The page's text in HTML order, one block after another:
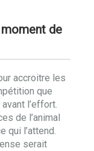
de
accroitre les
que
l’effort.
de l’animal
qui l’attend.
serait